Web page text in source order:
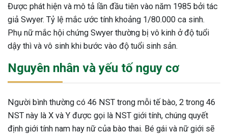
phổ biến, khiến đôi bàn tay,
của chị em trở nên khô...
Được phát hiện và mô tả lần đầu tiên vào năm 1985 bởi tác
giả Swyer. Tỷ lệ mắc ước tính khoảng 1/80.000 ca sinh.
Phụ nữ mắc hội chứng Swyer thường bị vô kinh ở độ tuổi
dậy thì và vô sinh khi bước vào độ tuổi sinh sản.
Nguyên nhân và yếu tố nguy cơ
Người bình thường có 46 NST trong mỗi tế bào, 2 trong 46
NST này là X và Y được gọi là NST giới tính, chúng quyết
định giới tính nam hay nữ của bào thai. Bé gái và nữ giới sẽ